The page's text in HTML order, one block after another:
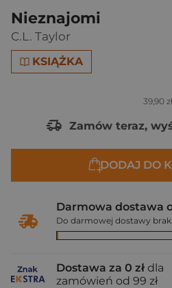
Nieznajomi
C.L. Taylor
KSIĄŻKA
39,90 zł
Zamów teraz,
DODAJ DO
Darmowa dostawa
Do darmowej dostawy
Dostawa za 0 zł dla
zamówień od 99 zł